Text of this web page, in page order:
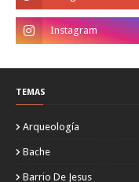
TEMAS
Arqueología
Bache
Barrio De Jesus